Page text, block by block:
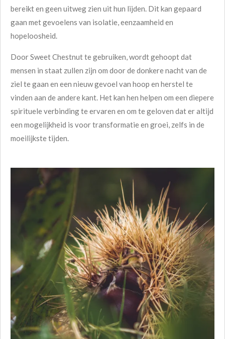
bereikt en geen uitweg zien uit hun lijden. Dit kan gepaard
gaan met gevoelens van isolatie, eenzaamheid en
hopeloosheid.
Door Sweet Chestnut te gebruiken, wordt gehoopt dat
mensen in staat zullen zijn om door de donkere nacht van de
ziel te gaan en een nieuw gevoel van hoop en herstel te
vinden aan de andere kant. Het kan hen helpen om een diepere
spirituele verbinding te ervaren en om te geloven dat er altijd
een mogelijkheid is voor transformatie en groei, zelfs in de
moeilijkste tijden.